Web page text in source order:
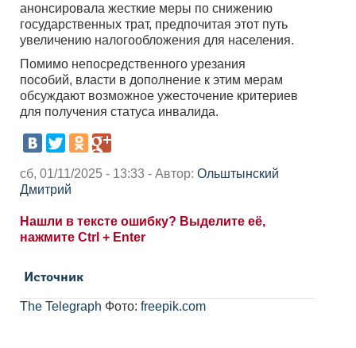
анонсировала жесткие меры по снижению
государственных трат, предпочитая этот путь
увеличению налогообложения для населения.
Помимо непосредственного урезания
пособий, власти в дополнение к этим мерам
обсуждают возможное ужесточение критериев
для получения статуса инвалида.
сб, 01/11/2025 - 13:33 - Автор: Ольштынский
Дмитрий
Нашли в тексте ошибку? Выделите её,
нажмите Ctrl + Enter
Источник
The Telegraph Фото: freepik.com